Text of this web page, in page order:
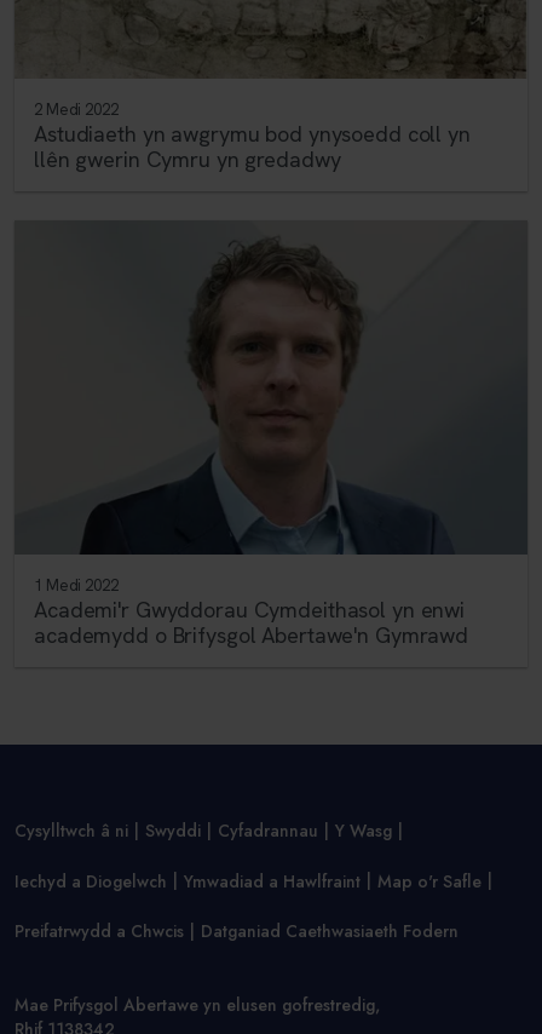
2 Medi 2022
Astudiaeth yn awgrymu bod ynysoedd coll yn
llên gwerin Cymru yn gredadwy
1 Medi 2022
Academi'r Gwyddorau Cymdeithasol yn enwi
academydd o Brifysgol Abertawe'n Gymrawd
Cysylltwch â ni Swyddi Cyfadrannau Y Wasg
Iechyd a Diogelwch Ymwadiad a Hawlfraint Map o'r Safle
Preifatrwydd a Chwcis Datganiad Caethwasiaeth Fodern
Mae Prifysgol Abertawe yn elusen gofrestredig,
Rhif 1138342